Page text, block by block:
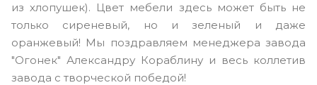
из хлопушек). Цвет мебели здесь может быть не
только сиреневый, но и зеленый и даже
оранжевый! Мы поздравляем менеджера завода
"Огонек" Александру Кораблину и весь коллетив
завода с творческой победой!